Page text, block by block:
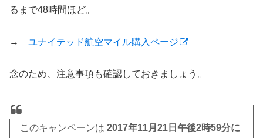
るまで48時間ほど。
→ユナイテッド航空マイル購入ページ
念のため、注意事項も確認しておきましょう。
このキャンペーンは2017年11月21日午後2時59分に